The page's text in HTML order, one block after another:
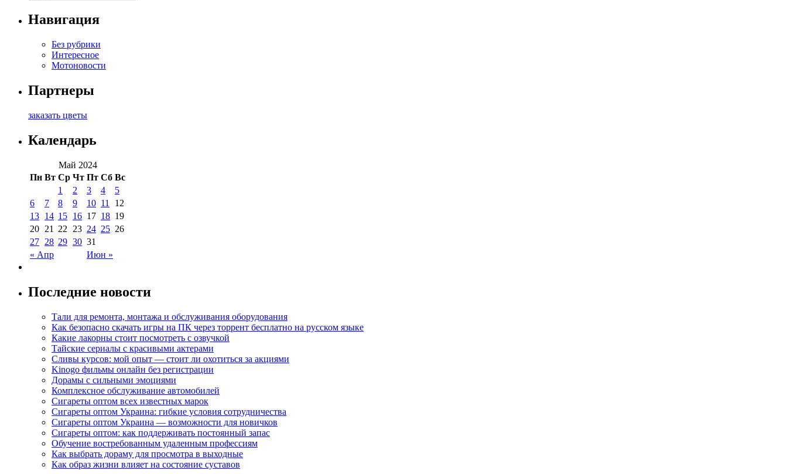
Навигация
Без рубрики
Интересное
Мотоновости
Партнеры
заказать цветы
Календарь
Май 2024
Пн Вт Ср Чт Пт Сб Вс
« Апр Июн »
1 2 3 4
5
6
7 8 9 10 11
12
13 14 15 16 17 18 19
20 21 22 23 24 25 26
27 28 29 30 31
Последние новости
Тали для ремонта, монтажа и обслуживания оборудования
Как безопасно скачать игры на ПК через торрент бесплатно на русском языке
Какие лакорны стоит посмотреть с озвучкой
Тайские сериалы с красивыми актерами
Сливы курсов: мой опыт — стоит ли охотиться за акциями
Kinogo фильмы онлайн без регистрации
Дорамы с сильными эмоциями
Комплексное обслуживание автомобилей
Сигареты оптом всех известных марок
Сигареты оптом Украина: гибкие условия сотрудничества
Сигареты оптом Украина — возможности для новичков
Сигареты оптом: как поддерживать постоянный запас
Обучение востребованным удаленным профессиям
Как выбрать дораму для просмотра в выходные
Как образ жизни влияет на состояние суставов